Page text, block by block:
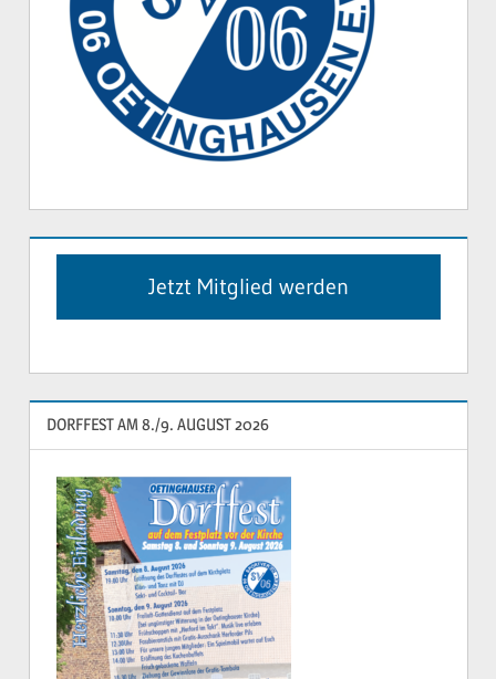
Jetzt Mitglied werden
DORFFEST AM 8./9. AUGUST 2026